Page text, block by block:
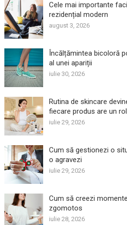
Cele mai importante
rezidențial modern
august 3, 2026
Încălțămintea bicoloră
al unei apariții
iulie 30, 2026
Rutina de skincare
fiecare produs are un
iulie 29, 2026
Cum să gestionezi o
o agravezi
iulie 29, 2026
Cum să creezi
zgomotos
iulie 28, 2026